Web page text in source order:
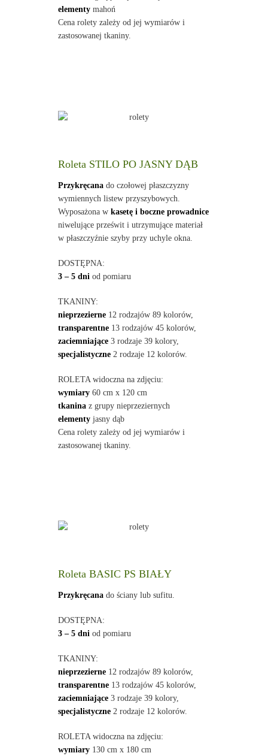
elementymahoń
Cena rolety zależy od jej wymiarów i
zastosowanej tkaniny.
Roleta STILO PO JASNY DĄB
Przykręcanado czołowej płaszczyzny
wymiennych listew przyszybowych.
Wyposażona w kasetę i boczne prowadnice
niwelujące prześwit i utrzymujące materiał
w płaszczyźnie szyby przy uchyle okna.
DOSTĘPNA:
3 – 5 dni od pomiaru
TKANINY:
nieprzezierne12 rodzajów 89 kolorów,
transparentne13 rodzajów 45 kolorów,
zaciemniające3 rodzaje 39 kolory,
specjalistyczne2 rodzaje 12 kolorów.
ROLETA widoczna na zdjęciu:
wymiary60 cm x 120 cm
tkaninaz grupy nieprzeziernych
elementyjasny dąb
Cena rolety zależy od jej wymiarów i
zastosowanej tkaniny.
Roleta BASIC PS BIAŁY
Przykręcanado ściany lub sufitu.
DOSTĘPNA:
3 – 5 dni od pomiaru
TKANINY:
nieprzezierne12 rodzajów 89 kolorów,
transparentne13 rodzajów 45 kolorów,
zaciemniające3 rodzaje 39 kolory,
specjalistyczne2 rodzaje 12 kolorów.
ROLETA widoczna na zdjęciu:
wymiary130 cm x 180 cm